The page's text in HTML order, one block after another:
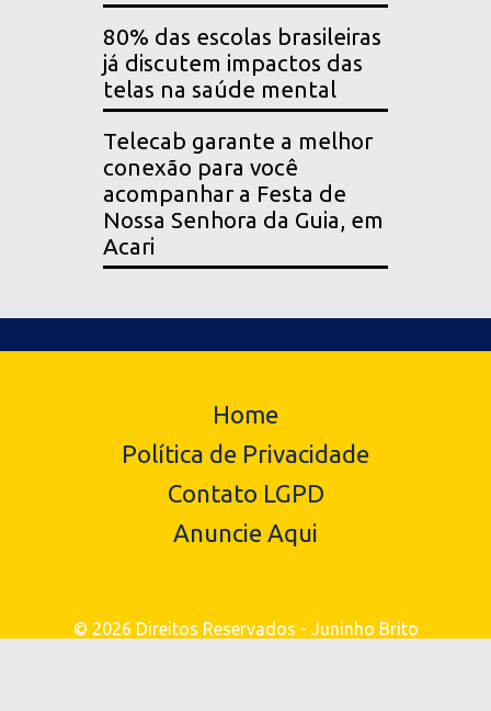
80% das escolas brasileiras
já discutem impactos das
telas na saúde mental
Telecab garante a melhor
conexão para você
acompanhar a Festa de
Nossa Senhora da Guia, em
Acari
Home
Política de Privacidade
Contato LGPD
Anuncie Aqui
© 2026 Direitos Reservados - Juninho Brito